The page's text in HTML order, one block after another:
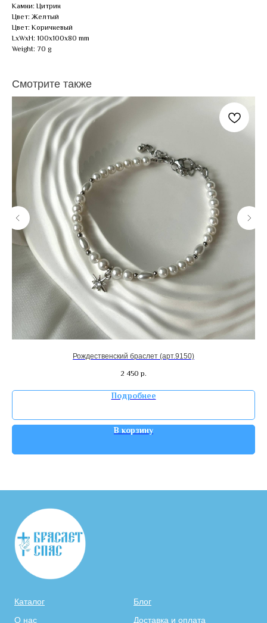
Камни: Цитрин
Цвет: Желтый
Цвет: Коричневый
LxWxH: 100x100x80 mm
Weight: 70 g
Смотрите также
Рождественский браслет (арт.9150)
2 450 р.
Подробнее
В корзину
Каталог
О нас
Блог
Доставка и оплата